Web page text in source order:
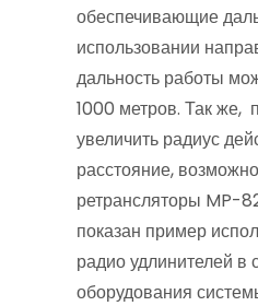
обеспечивающие
использовании
дальность работы
1000 метров. Так же,
увеличить радиус
расстояние,
ретрансляторы MP-
показан пример
радио удлинителей в
оборудования